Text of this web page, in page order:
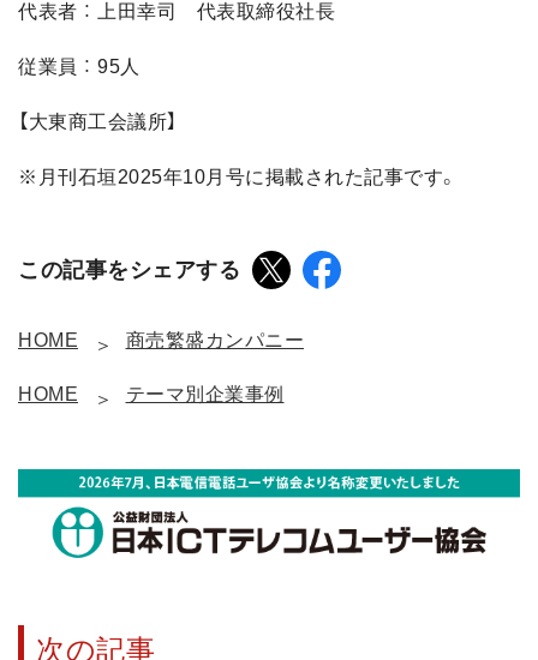
代表者 ： 上田幸司 代表取締役社長
従業員 ： 95人
【大東商工会議所】
※月刊石垣2025年10月号に掲載された記事です。
この記事をシェアする
HOME 商売繁盛カンパニー
HOME テーマ別企業事例
次の記事